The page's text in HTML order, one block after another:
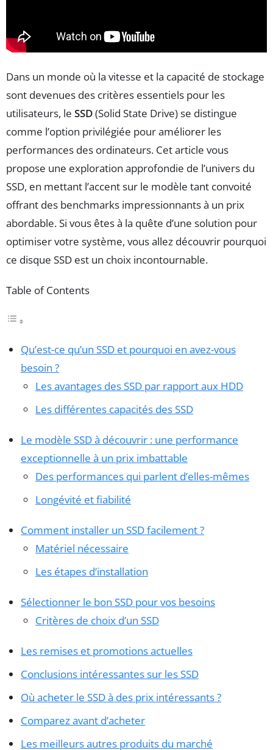
Dans un monde où la vitesse et la capacité de stockage
sont devenues des critères essentiels pour les
utilisateurs, le SSD(Solid State Drive) se distingue
comme l’option privilégiée pour améliorer les
performances des ordinateurs. Cet article vous
propose une exploration approfondie de l’univers du
SSD, en mettant l’accent sur le modèle tant convoité
offrant des benchmarks impressionnants à un prix
abordable. Si vous êtes à la quête d’une solution pour
optimiser votre système, vous allez découvrir pourquoi
ce disque SSD est un choix incontournable.
Table of Contents
Qu’est-ce qu’un SSD et pourquoi en avez-vous
besoin ?
Les avantages des SSD par rapport aux HDD
Les différentes capacités des SSD
Le modèle SSD à découvrir : une performance
exceptionnelle à un prix imbattable
Des performances qui parlent d’elles-mêmes
Longévité et fiabilité
Comment installer un SSD facilement ?
Matériel nécessaire
Les étapes d’installation
Sélectionner le bon SSD pour vos besoins
Critères de choix d’un SSD
Les remises et promotions actuelles
Conclusions intéressantes sur les SSD
Où acheter le SSD à des prix intéressants ?
Comparez avant d’acheter
Les meilleurs autres produits du marché